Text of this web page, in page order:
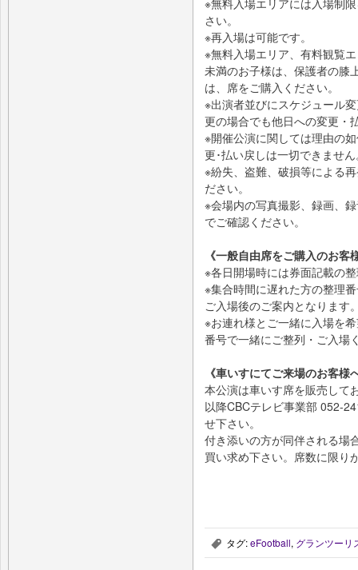
※無料入場エリアには入場制
さい。
※再入場は可能です。
※無料入場エリア、有料観覧
未満のお子様は、保護者の膝
は、席をご購入ください。
※出演者並びにスケジュール
更の場合でも他日への変更・
※開催公演に関しては理由の
更･払い戻しは一切できませ
※紛失、盗難、破損等による
ださい。
※会場内の写真撮影、録画、
でご確認ください。
《一般自由席をご購入のお客
※各日開場時には券面記載の
※集合時間に遅れた方の整理
ご入場後のご案内となります
※お連れ様とご一緒に入場を
番号で一緒にご整列・ご入場
《車いすにてご来場のお客様
本公演は車いす席を販売して
以降CBCテレビ事業部 052-
せ下さい。
付き添いの方が同伴される場
買い求め下さい。席数に限り
, タグ:eFootball, グランツーリ